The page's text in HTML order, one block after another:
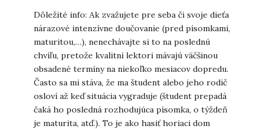
Dôležité info: Ak zvažujete pre seba či svoje dieťa
nárazové intenzívne doučovanie (pred písomkami,
maturitou,…), nenechávajte si to na poslednú
chvíľu, pretože kvalitní lektori mávajú väčšinou
obsadené termíny na niekoľko mesiacov dopredu.
Často sa mi stáva, že ma študent alebo jeho rodič
osloví až keď situácia vygraduje (študent prepadá
čaká ho posledná rozhodujúca písomka, o týždeň
je maturita, atď.). To je ako hasiť horiaci dom